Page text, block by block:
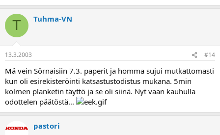
T Tuhma-VN
13.3.2003 #14
Mä vein Sörnaisiin 7.3. paperit ja homma sujui mutkattomasti
kun oli esirekisteröinti katsastustodistus mukana. 5min
kolmen planketin täyttö ja se oli siinä. Nyt vaan kauhulla
odottelen päätöstä...
pastori